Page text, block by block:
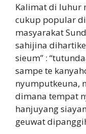
Kalimat di luhur
cukup popular
masyarakat
sahijina
sieum” :
sampe te
nyumputkeuna,
dimana tempat
hanjuyang
geuwat